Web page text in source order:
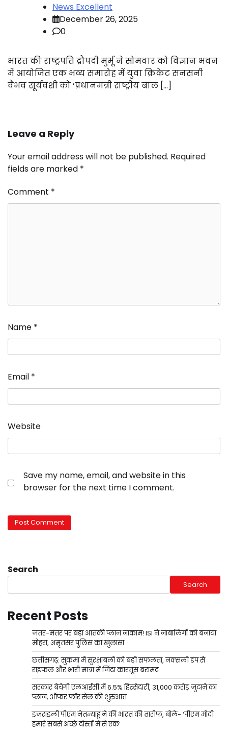
News Excellent
December 26, 2025
0
भारत की राष्ट्रपति द्रौपदी मुर्मू ने सोमवार को विज्ञान भवन
में आयोजित एक भव्य समारोह में युवा क्रिकेट सनसनी
वैभव सूर्यवंशी को ‘प्रधानमंत्री राष्ट्रीय बाल […]
Leave a Reply
Your email address will not be published. Required
fields are marked *
Comment *
Name *
Email *
Website
Save my name, email, and website in this
browser for the next time I comment.
Search
Search
Recent Posts
जंतर-मंतर पर बड़ा आतंकी प्लान नाकाम! ISI ने नाबालिगों को बनाया
मोहरा, अमृतसर पुलिस का खुलासा
छत्तीसगढ़: सुकमा में सुरक्षाबलों को बड़ी सफलता, नक्सली डंप से
राइफल और भारी मात्रा में जिंदा कारतूस बरामद
सरकार बेचेगी एलआईसी में 6.5% हिस्सेदारी, 31,000 करोड़ जुटाने का
प्लान; ऑफर फॉर सेल की शुरुआत
इजराइली पीएम नेतन्याहू ने की भारत की तारीफ, बोले- ‘पीएम मोदी
हमारे सबसे अच्छे दोस्तों में से एक’